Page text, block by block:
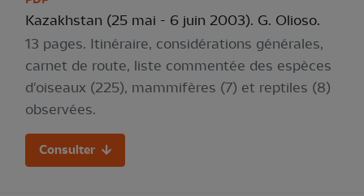
Kazakhstan (25 mai - 6 juin 2003). G. Olioso.
13 pages. Itinéraire, considérations générales,
carnet de route, liste commentée des espèces
d'oiseaux (225), mammifères (7) et reptiles (8)
observées.
Consulter